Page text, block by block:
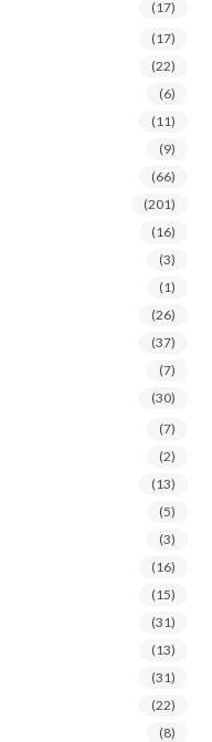
(17)
(17)
(22)
(6)
(11)
(9)
(66)
(201)
(16)
(3)
(1)
(26)
(37)
(7)
(30)
(7)
(2)
(13)
(5)
(3)
(16)
(15)
(31)
(13)
(31)
(22)
(8)